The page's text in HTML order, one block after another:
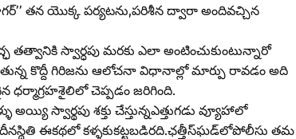
తన యొక్క పర్యటను,పరిశీన ద్వారా అందివచ్చిన
స్వార్ధపు మరకు ఎలా అంటించుకుంటున్నారో
కొద్దీ గిరిజను ఆలోచనా విధానాల్లో మార్పు రావడం అది
చెప్పడం జరిగింది.
శక్తు చేస్తున్నఎత్తుగడు వ్యూహాలో
ఈకథలో కళ్ళకుకట్టబడిరది.ఛత్తీస్‌ఘడ్‌లోపోలీసు తమ